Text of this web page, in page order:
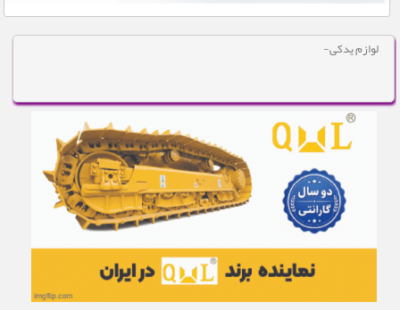
لوازم یدکی موتور دویتس : فروش بوش، پ-